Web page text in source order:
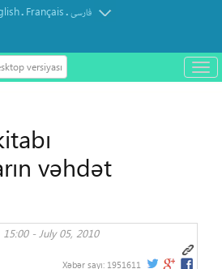
. Français.فارسی
versiyası
باز
و
vəhdət
15:00 - July 05, 2010
Xəbər sayı: 1951611